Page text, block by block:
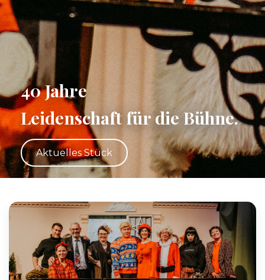
40 Jahre
Leidenschaft für die Bühne.
Aktuelles Stück